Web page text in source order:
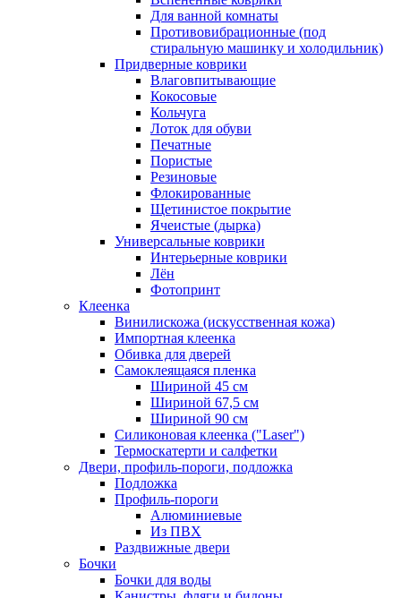
Для ванной комнаты
Противовибрационные (под
стиральную машинку и холодильник)
Придверные коврики
Влаговпитывающие
Кокосовые
Кольчуга
Лоток для обуви
Печатные
Пористые
Резиновые
Флокированные
Щетинистое покрытие
Ячеистые (дырка)
Универсальные коврики
Интерьерные коврики
Лён
Фотопринт
Клеенка
Винилискожа (искусственная кожа)
Импортная клеенка
Обивка для дверей
Самоклеящаяся пленка
Шириной 45 см
Шириной 67,5 см
Шириной 90 см
Силиконовая клеенка ("Laser")
Термоскатерти и салфетки
Двери, профиль-пороги, подложка
Подложка
Профиль-пороги
Алюминиевые
Из ПВХ
Раздвижные двери
Бочки
Бочки для воды